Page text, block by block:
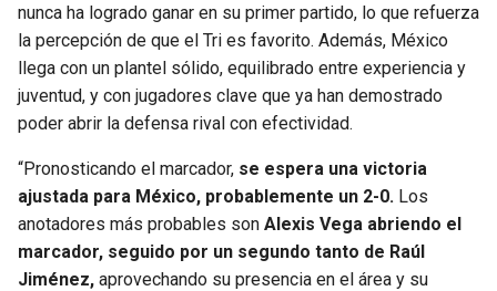
nunca ha logrado ganar en su primer partido, lo que refuerza
la percepción de que el Tri es favorito. Además, México
llega con un plantel sólido, equilibrado entre experiencia y
juventud, y con jugadores clave que ya han demostrado
poder abrir la defensa rival con efectividad.
“Pronosticando el marcador, se espera una victoria
ajustada para México, probablemente un 2-0. Los
anotadores más probables son Alexis Vega abriendo el
marcador, seguido por un segundo tanto de Raúl
Jiménez, aprovechando su presencia en el área y su